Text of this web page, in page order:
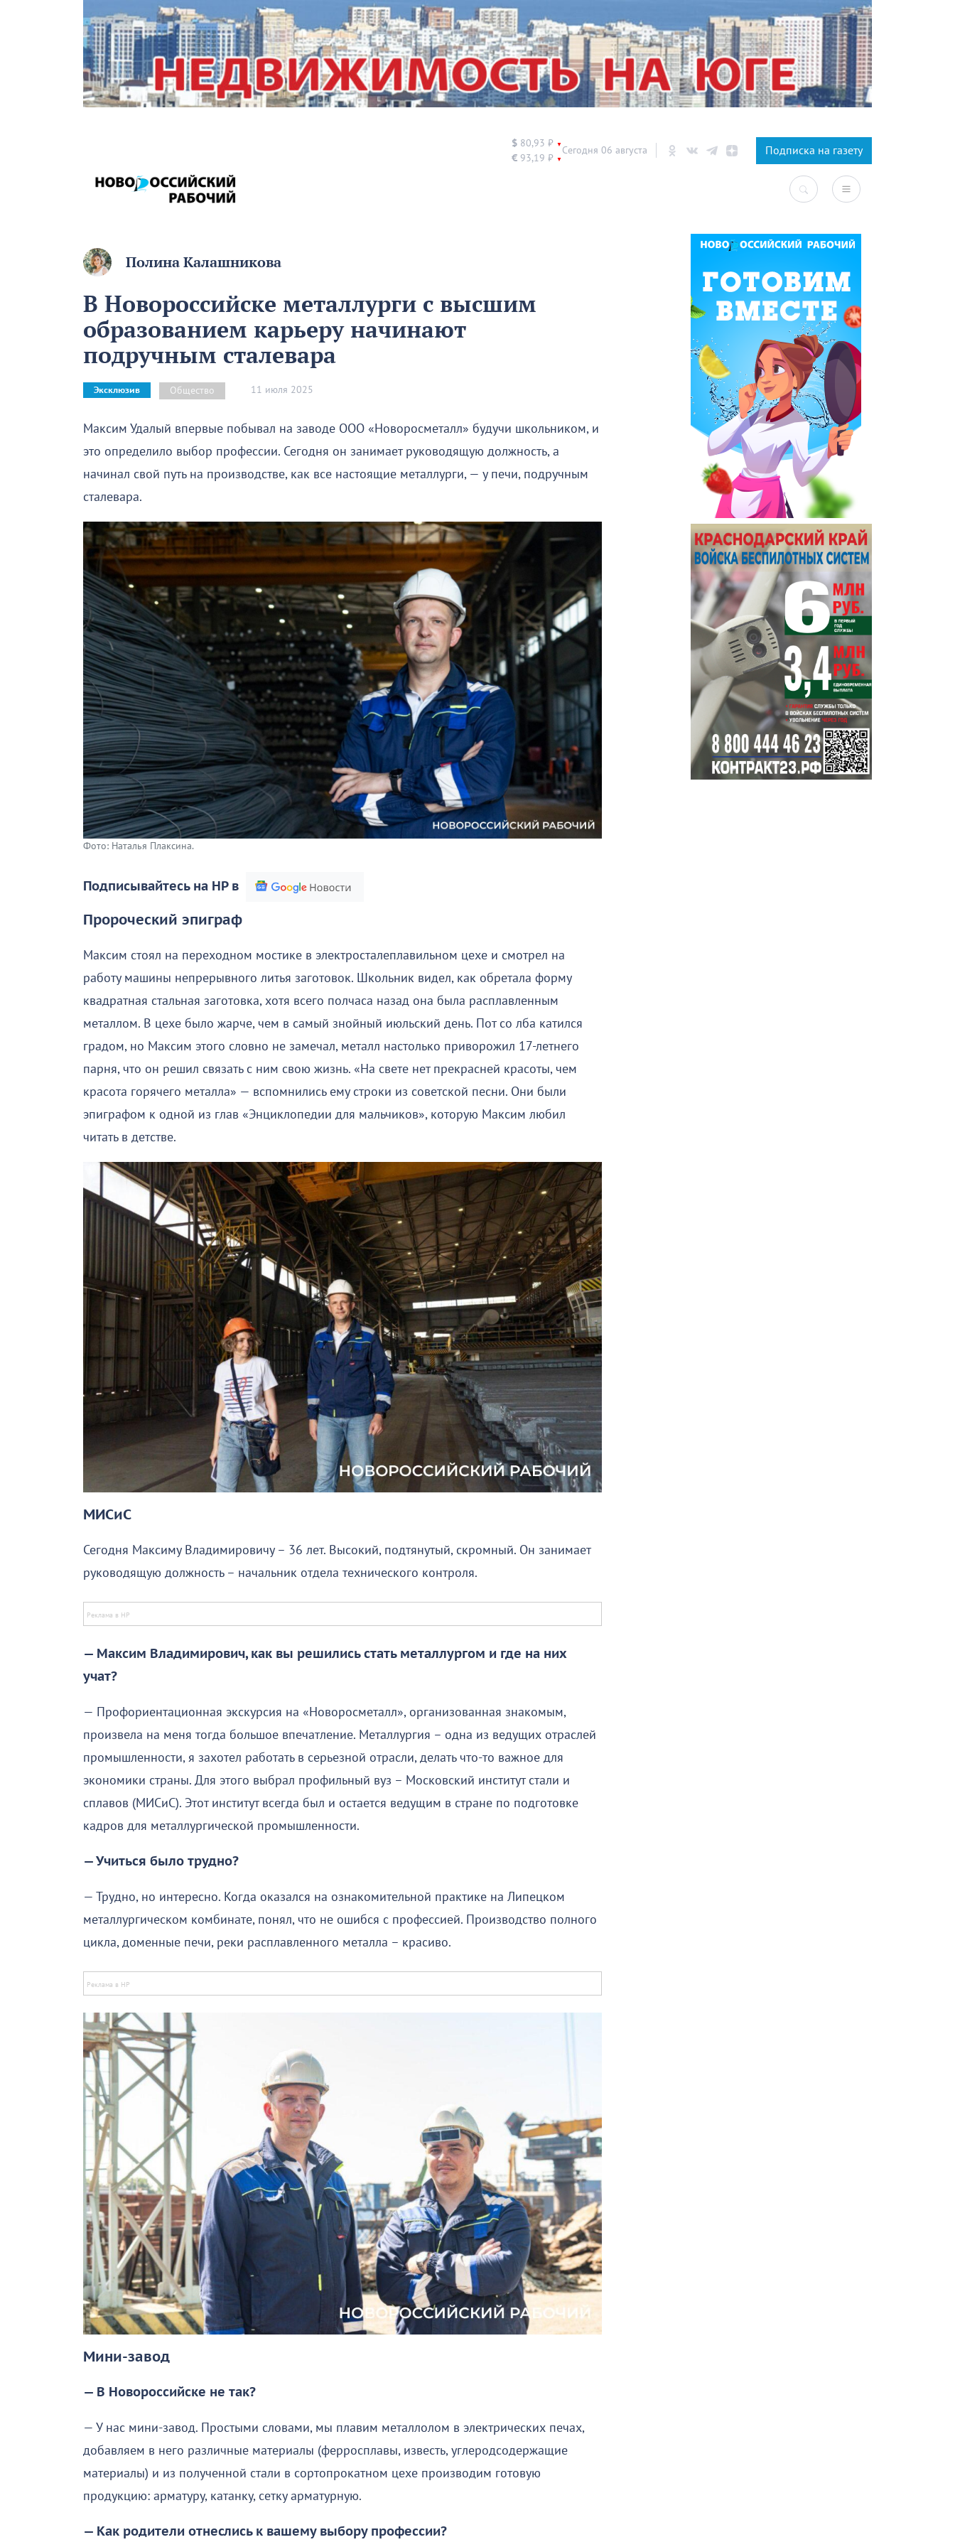
$ 80,93 ₽ ▼
€ 93,19 ₽ ▼
Сегодня 06 августа Подписка на газету
Полина Калашникова
В Новороссийске металлурги с высшим
образованием карьеру начинают
подручным сталевара
Эксклюзив Общество 11 июля 2025
Максим Удалый впервые побывал на заводе ООО «Новоросметалл» будучи школьником, и
это определило выбор профессии. Сегодня он занимает руководящую должность, а
начинал свой путь на производстве, как все настоящие металлурги, — у печи, подручным
сталевара.
Фото: Наталья Плаксина.
Подписывайтесь на НР в
Пророческий эпиграф
Максим стоял на переходном мостике в электросталеплавильном цехе и смотрел на
работу машины непрерывного литья заготовок. Школьник видел, как обретала форму
квадратная стальная заготовка, хотя всего полчаса назад она была расплавленным
металлом. В цехе было жарче, чем в самый знойный июльский день. Пот со лба катился
градом, но Максим этого словно не замечал, металл настолько приворожил 17-летнего
парня, что он решил связать с ним свою жизнь. «На свете нет прекрасней красоты, чем
красота горячего металла» — вспомнились ему строки из советской песни. Они были
эпиграфом к одной из глав «Энциклопедии для мальчиков», которую Максим любил
читать в детстве.
МИСиС
Сегодня Максиму Владимировичу – 36 лет. Высокий, подтянутый, скромный. Он занимает
руководящую должность – начальник отдела технического контроля.
— Максим Владимирович, как вы решились стать металлургом и где на них
учат?
— Профориентационная экскурсия на «Новоросметалл», организованная знакомым,
произвела на меня тогда большое впечатление. Металлургия – одна из ведущих отраслей
промышленности, я захотел работать в серьезной отрасли, делать что-то важное для
экономики страны. Для этого выбрал профильный вуз – Московский институт стали и
сплавов (МИСиС). Этот институт всегда был и остается ведущим в стране по подготовке
кадров для металлургической промышленности.
— Учиться было трудно?
— Трудно, но интересно. Когда оказался на ознакомительной практике на Липецком
металлургическом комбинате, понял, что не ошибся с профессией. Производство полного
цикла, доменные печи, реки расплавленного металла – красиво.
Мини-завод
— В Новороссийске не так?
— У нас мини-завод. Простыми словами, мы плавим металлолом в электрических печах,
добавляем в него различные материалы (ферросплавы, известь, углеродсодержащие
материалы) и из полученной стали в сортопрокатном цехе производим готовую
продукцию: арматуру, катанку, сетку арматурную.
— Как родители отнеслись к вашему выбору профессии?